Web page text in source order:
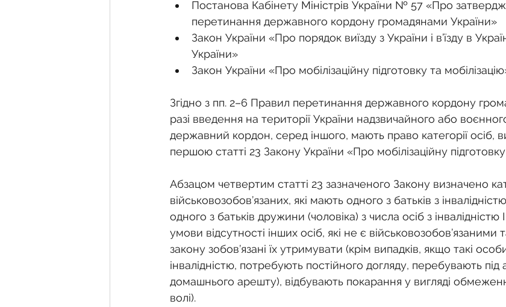
Нормативно-грошова оцінка Суд Будівництво
Загальні правові питання
Постанова Кабінету Міністрів України № 57 «Про
перетинання державного кордону громадянами України»
Закон України «Про порядок виїзду з України і в’їзду в
України»
Закон України «Про мобілізаційну підготовку та
Згідно з пп. 2–6 Правил перетинання державного кордону
разі введення на території України надзвичайного або
державний кордон, серед іншого, мають право категорії осіб,
першою статті 23 Закону України «Про мобілізаційну підготовку
Абзацом четвертим статті 23 зазначеного Закону визначено
військовозобов’язаних, які мають одного з батьків з
одного з батьків дружини (чоловіка) з числа осіб з
умови відсутності інших осіб, які не є військовозобов’язаними
закону зобов’язані їх утримувати (крім випадків, якщо такі
інвалідністю, потребують постійного догляду, перебувають
домашнього арешту), відбувають покарання у вигляді
волі).